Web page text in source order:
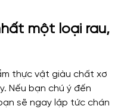
một loại rau,
thực vật giàu chất xơ
Nếu bạn chú ý đến
sẽ ngay lập tức chán